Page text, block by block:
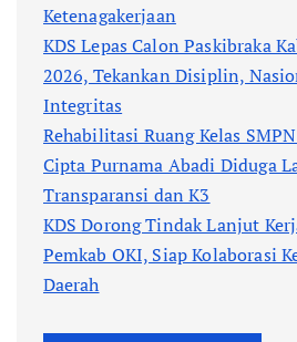
Ketenagakerjaan
KDS Lepas Calon Paskibraka
2026, Tekankan Disiplin,
Integritas
Rehabilitasi Ruang Kelas
Cipta Purnama Abadi Diduga
Transparansi dan K3
KDS Dorong Tindak Lanjut
Pemkab OKI, Siap Kolaborasi
Daerah